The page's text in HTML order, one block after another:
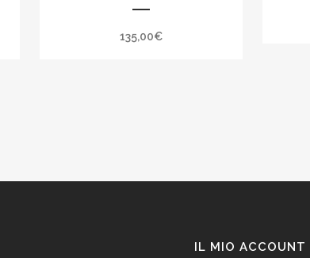
135,00€
IL MIO ACCOUNT